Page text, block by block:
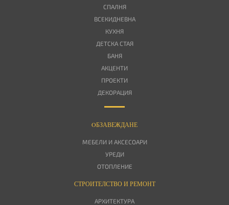
СПАЛНЯ
ВСЕКИДНЕВНА
КУХНЯ
ДЕТСКА СТАЯ
БАНЯ
АКЦЕНТИ
ПРОЕКТИ
ДЕКОРАЦИЯ
OБЗАВЕЖДАНЕ
МЕБЕЛИ И АКСЕСОАРИ
УРЕДИ
ОТОПЛЕНИЕ
СТРОИТЕЛСТВО И РЕМОНТ
АРХИТЕКТУРА